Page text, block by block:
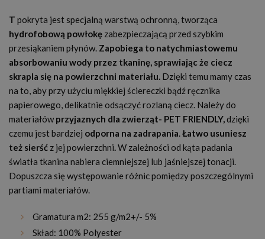
T pokryta jest specjalną warstwą ochronną, tworząca
hydrofobową powłokę zabezpieczającą przed szybkim
przesiąkaniem płynów. Zapobiega to natychmiastowemu
absorbowaniu wody przez tkaninę, sprawiając że ciecz
skrapla się na powierzchni materiału. Dzięki temu mamy czas
na to, aby przy użyciu miękkiej ściereczki bądź ręcznika
papierowego, delikatnie odsączyć rozlaną ciecz. Należy do
materiałówprzyjaznych dla zwierząt- PET FRIENDLY,dzięki
czemu jest bardziej odporna na zadrapania.Łatwo usuniesz
też sierść z jej powierzchni.W zależności od kąta padania
światła tkanina nabiera ciemniejszej lub jaśniejszej tonacji.
Dopuszcza się występowanie różnic pomiędzy poszczególnymi
partiami materiałów.
Gramatura m2: 255 g/m2+/- 5%
Skład: 100% Polyester